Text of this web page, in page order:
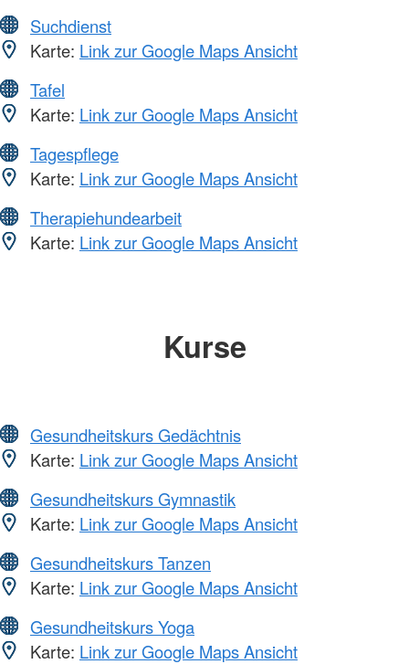
Suchdienst
Karte: Link zur Google Maps Ansicht
Tafel
Karte: Link zur Google Maps Ansicht
Tagespflege
Karte: Link zur Google Maps Ansicht
Therapiehundearbeit
Karte: Link zur Google Maps Ansicht
Kurse
Gesundheitskurs Gedächtnis
Karte: Link zur Google Maps Ansicht
Gesundheitskurs Gymnastik
Karte: Link zur Google Maps Ansicht
Gesundheitskurs Tanzen
Karte: Link zur Google Maps Ansicht
Gesundheitskurs Yoga
Karte: Link zur Google Maps Ansicht